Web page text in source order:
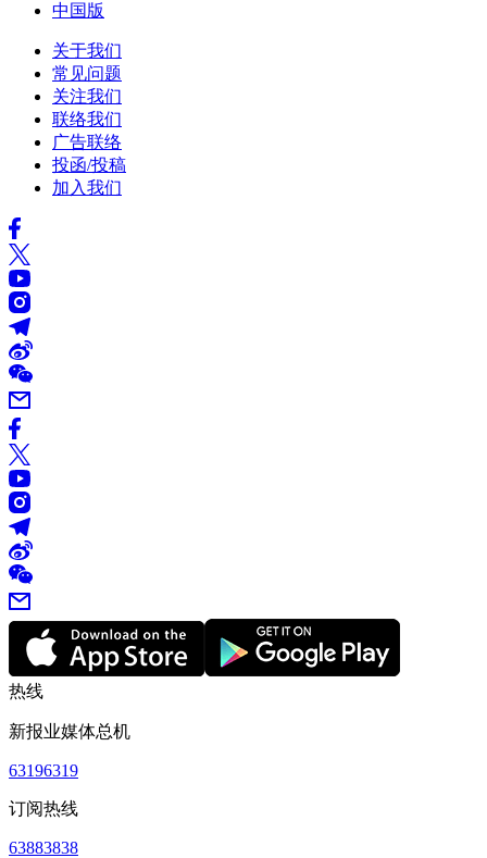
中国版
关于我们
常见问题
关注我们
联络我们
广告联络
投函/投稿
加入我们
热线
新报业媒体总机
63196319
订阅热线
63883838